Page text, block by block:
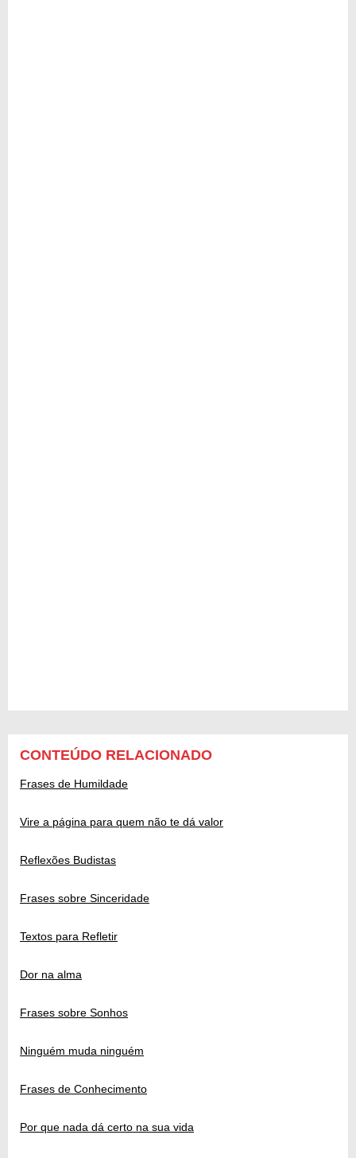
CONTEÚDO RELACIONADO
Frases de Humildade
Vire a página para quem não te dá valor
Reflexões Budistas
Frases sobre Sinceridade
Textos para Refletir
Dor na alma
Frases sobre Sonhos
Ninguém muda ninguém
Frases de Conhecimento
Por que nada dá certo na sua vida